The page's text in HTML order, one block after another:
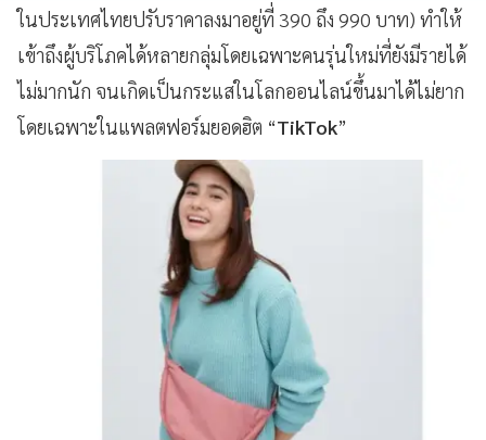
ในประเทศไทยปรับราคาลงมาอยู่ที่ 390 ถึง 990 บาท) ทำให้
เข้าถึงผู้บริโภคได้หลายกลุ่มโดยเฉพาะคนรุ่นใหม่ที่ยังมีรายได้
ไม่มากนัก จนเกิดเป็นกระแสในโลกออนไลน์ขึ้นมาได้ไม่ยาก
โดยเฉพาะในแพลตฟอร์มยอดฮิต “TikTok”